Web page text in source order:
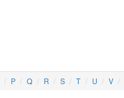
P Q R S T U V